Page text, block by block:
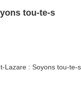
tou-te-s